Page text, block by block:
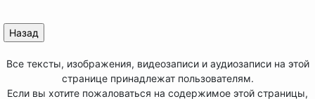
Все тексты, изображения, видеозаписи и аудиозаписи на этой
странице принадлежат пользователям.
Если вы хотите пожаловаться на содержимое этой страницы,